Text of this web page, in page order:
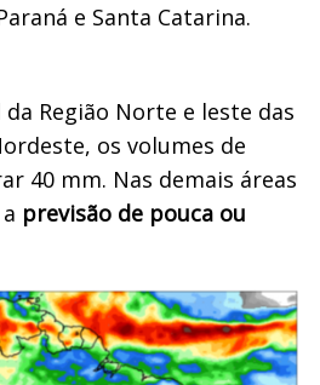
e Santa Catarina.
Região Norte e leste das
os volumes de
40 mm. Nas demais áreas
previsão de pouca ou